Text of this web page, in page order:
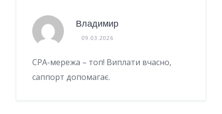
Владимир
09.03.2026
CPA-мережа – топ! Виплати вчасно,
саппорт допомагає.